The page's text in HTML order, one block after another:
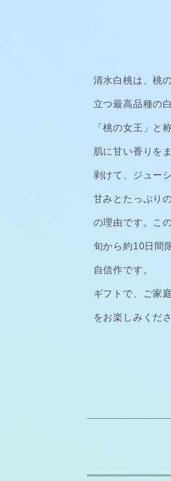
清水白桃は、桃
立つ最高品種の
「桃の女王」と
肌に甘い香りを
剥けて、ジュー
甘みとたっぷり
の理由です。こ
旬から約10日間
自信作です。
ギフトで、ご家
をお楽しみくださ